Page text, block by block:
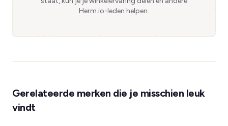
Herm.io-leden helpen.
Gerelateerde merken die je misschien leuk
vindt